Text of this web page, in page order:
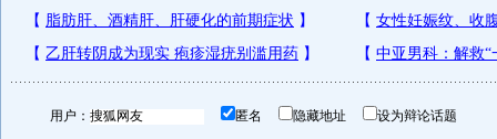
用户： 匿名 隐藏地址 设为辩论话题